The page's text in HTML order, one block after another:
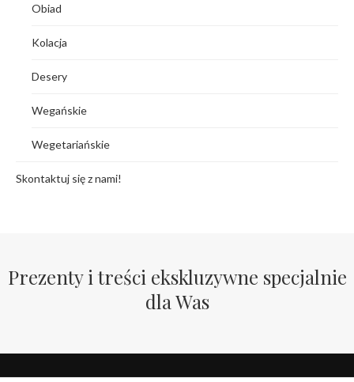
Obiad
Kolacja
Desery
Wegańskie
Wegetariańskie
Skontaktuj się z nami!
Prezenty i treści ekskluzywne specjalnie
dla Was